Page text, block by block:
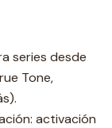
series desde
Tone,
activación